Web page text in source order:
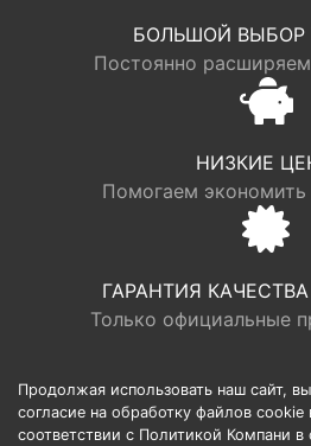
БОЛЬШОЙ ВЫБОР
Постоянно
НИЗКИЕ
Помогаем экономить
ГАРАНТИЯ
Только официальные
© LOGR | ООО “ФАБРИК ХАУС”,
Продолжая использовать наш сайт,
согласие на обработку файлов cookie
соответствии с Политикой Компани в